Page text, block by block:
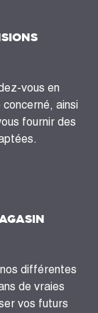
vous en
ainsi
fournir des
différentes
de vraies
vos futurs